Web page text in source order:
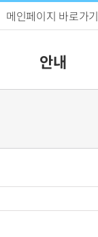
메인페이지 바로가기
안내